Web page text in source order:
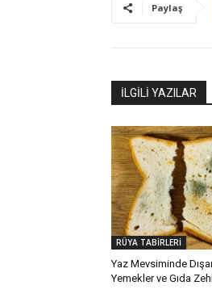
Paylaş
İLGİLİ YAZILAR
RÜYA TABİRLERİ
Yaz Mevsiminde
Yemekler ve Gıda